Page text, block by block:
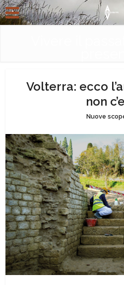
Volterra: ecco
non
Nuove